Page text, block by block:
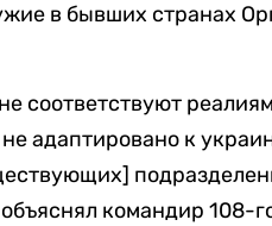
в бывших странах
соответствуют
адаптировано к
командир 108-